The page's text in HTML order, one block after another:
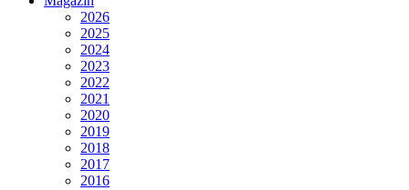
2026
2025
2024
2023
2022
2021
2020
2019
2018
2017
2016